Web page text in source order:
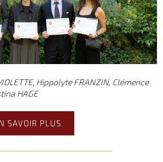
Hippolyte FRANZIN, Clémence
HAGE
SAVOIR PLUS